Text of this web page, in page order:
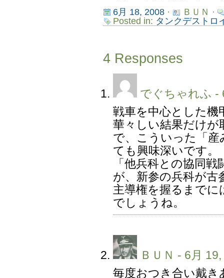
6月 18, 2008·
ＢＵＮ ·
Posted in: タンクデストロ
4 Responses
でぐちゃれふ -
戦車を中心とした機
華々しい結果だけ
で、こういった「
ても興味深いです。
「他兵科との協同
が、新参の兵科が古
主導権を握るまで
でしょうね。
ＢＵＮ - 6月
毎度おつき合い戴